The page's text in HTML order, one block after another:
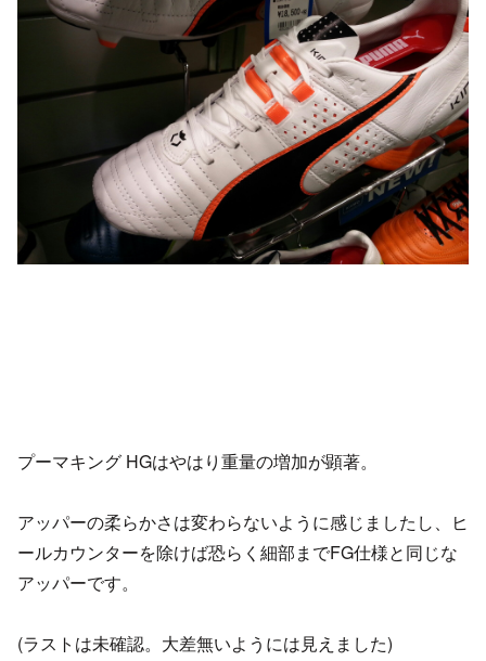
プーマキング HGはやはり重量の増加が顕著。
アッパーの柔らかさは変わらないように感じましたし、ヒ
ールカウンターを除けば恐らく細部までFG仕様と同じな
アッパーです。
(ラストは未確認。大差無いようには見えました)